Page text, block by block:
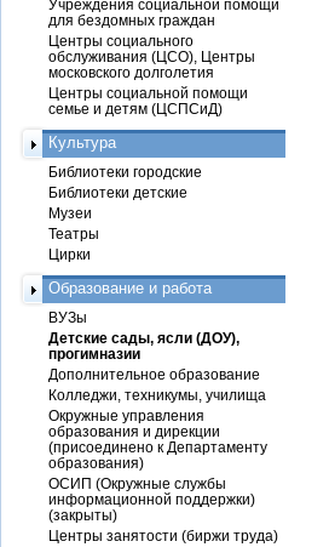
Учреждения социальной помощи
для бездомных граждан
Центры социального
обслуживания (ЦСО), Центры
московского долголетия
Центры социальной помощи
семье и детям (ЦСПСиД)
Культура
Библиотеки городские
Библиотеки детские
Музеи
Театры
Цирки
Образование и работа
ВУЗы
Детские сады, ясли (ДОУ),
прогимназии
Дополнительное образование
Колледжи, техникумы, училища
Окружные управления
образования и дирекции
(присоединено к Департаменту
образования)
ОСИП (Окружные службы
информационной поддержки)
(закрыты)
Центры занятости (биржи труда)